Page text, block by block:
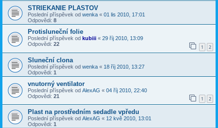
STRIEKANIE PLASTOV
Poslední příspěvek od wenka « 01 lis 2010, 17:01
Odpovědi: 8
Protisluneční folie
Poslední příspěvek od kubiii « 29 říj 2010, 13:09
Odpovědi: 22 1 2
Sluneční clona
Poslední příspěvek od wenka « 18 říj 2010, 13:27
Odpovědi: 1
vnutorný ventilator
Poslední příspěvek od AlexAG « 04 říj 2010, 22:40
Odpovědi: 21 1 2
Plast na prostředním sedadle vpředu
Poslední příspěvek od AlexAG « 12 kvě 2010, 13:01
Odpovědi: 1